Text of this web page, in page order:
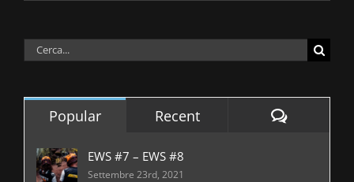
Cerca
Popular Recent
EWS #7 – EWS #8
Settembre 23rd, 2021